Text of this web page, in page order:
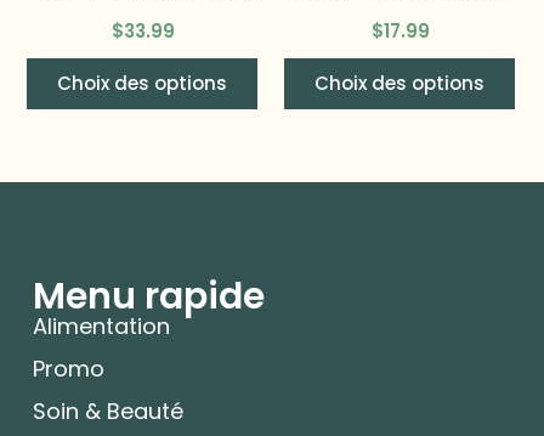
$33.99
Choix des options
$17.99
Choix des options
Menu rapide
Alimentation
Promo
Soin & Beauté